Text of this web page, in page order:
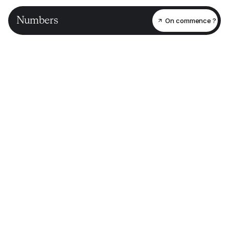
Numbers On commence ?